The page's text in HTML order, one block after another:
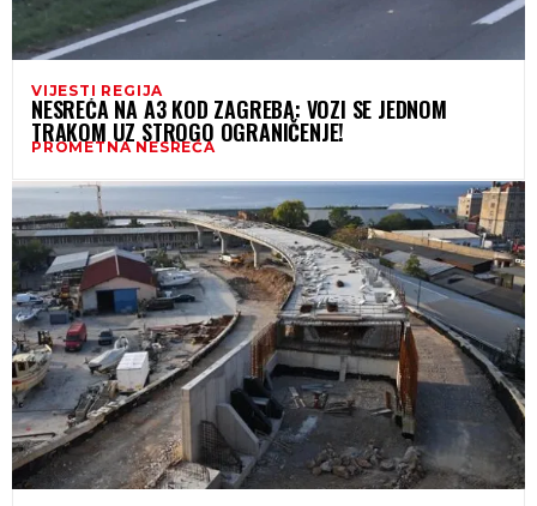
VIJESTI REGIJA
NESREĆA NA A3 KOD ZAGREBA: VOZI SE JEDNOM
TRAKOM UZ STROGO OGRANIČENJE!
PROMETNA NESREĆA